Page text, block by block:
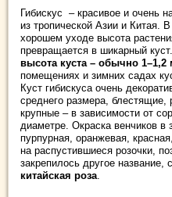
Гибискус ­ ­– красивое и очень
из тропической Азии и Китая.
хорошем уходе высота
превращается в шикарный куст.
высота куста – обычно 1–1,2
помещениях и зимних садах
Куст гибискуса очень
среднего размера,
крупные – в зависимости от
диаметре. Окраска венчиков в
пурпурная, оранжевая,
на распустившиеся розочки,
закрепилось другое
китайская роза.